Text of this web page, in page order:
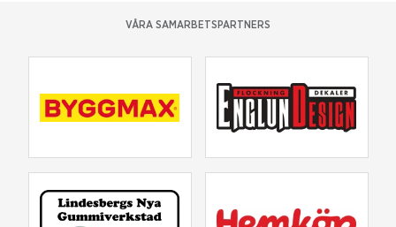
VÅRA SAMARBETSPARTNERS